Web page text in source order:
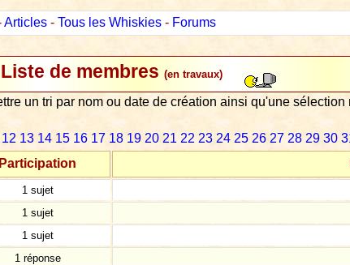
Articles- Tous les Whiskies- Forums
Liste de membres (en travaux)
un tri par nom ou date de création ainsi qu'une
12 13 14 15 16 17 18 19 20 21 22 23 24 25 26 27 28 29 30
Participation
1 sujet
1 sujet
1 sujet
1 réponse